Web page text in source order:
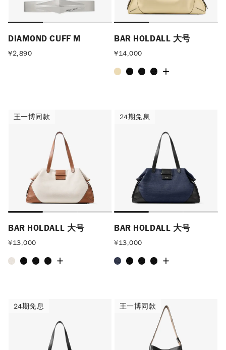
DIAMOND CUFF M
¥2,890
BAR HOLDALL 大号
¥14,000
王一博同款 王一博同款
BAR HOLDALL 大号
¥13,000
24期免息 24期免息
BAR HOLDALL 大号
¥13,000
24期免息 24期免息
王一博同款 王一博同款